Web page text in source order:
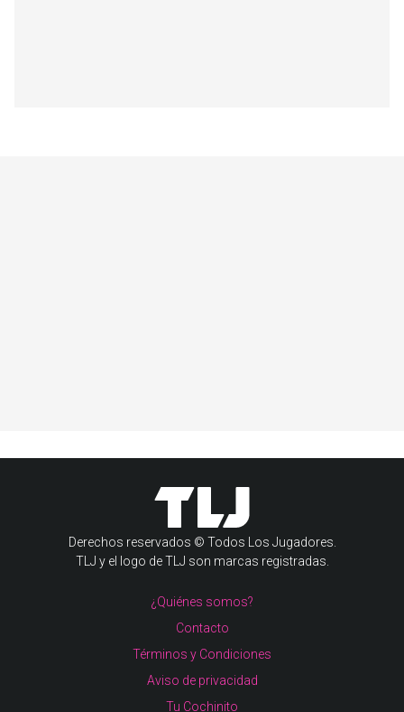
Derechos reservados © Todos Los Jugadores.
TLJ y el logo de TLJ son marcas registradas.
¿Quiénes somos?
Contacto
Términos y Condiciones
Aviso de privacidad
Tu Cochinito